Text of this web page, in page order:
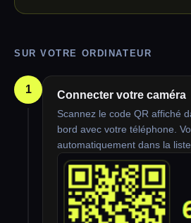
SUR VOTRE ORDINATEUR
1 Connecter votre caméra
Scannez le code QR affiché
bord avec votre téléphone.
automatiquement dans la liste.